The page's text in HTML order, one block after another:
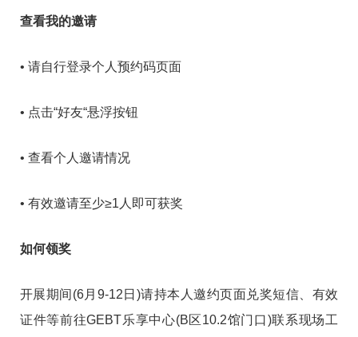
查看我的邀请
• 请自行登录个人预约码页面
• 点击“好友“悬浮按钮
• 查看个人邀请情况
• 有效邀请至少≥1人即可获奖
如何领奖
开展期间(6月9-12日)请持本人邀约页面兑奖短信、有效
证件等前往GEBT乐享中心(B区10.2馆门口)联系现场工